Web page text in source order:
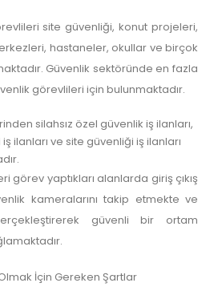
site güvenliği, konut projeleri,
hastaneler, okullar ve birçok
Güvenlik sektöründe en fazla
görevlileri için bulunmaktadır.
silahsız özel güvenlik iş ilanları,
ilanları ve site güvenliği iş ilanları
görev yaptıkları alanlarda giriş çıkış
kameralarını takip etmekte ve
güvenli bir ortam
İçin Gereken Şartlar